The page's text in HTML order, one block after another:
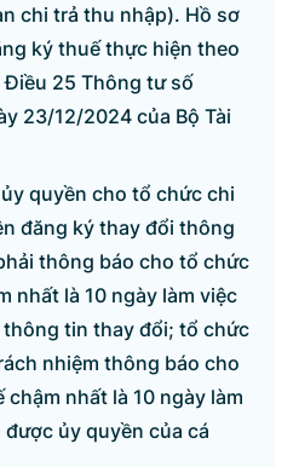
chi trả thu nhập). Hồ sơ
ký thuế thực hiện theo
25 Thông tư số
23/12/2024 của Bộ Tài
quyền cho tổ chức chi
đăng ký thay đổi thông
thông báo cho tổ chức
nhất là 10 ngày làm việc
tin thay đổi; tổ chức
nhiệm thông báo cho
nhất là 10 ngày làm
ủy quyền của cá